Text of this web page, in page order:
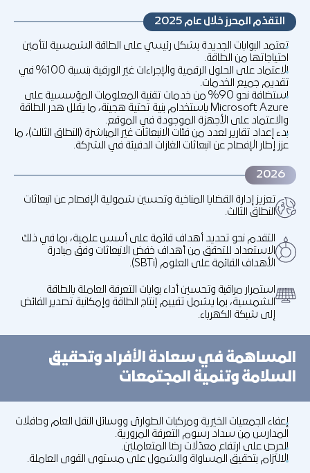
التقدّم المحرز خلال عام 2025
تعتمد البوابات الجديدة بشكل رئيسي على الطاقة الشمسية لتأمين
احتياجاتها من الطاقة.
الاعتماد على الحلول الرقمية والإجراءات غير الورقية بنسبة 100% في
تقديم جميع الخدمات.
استضافة نحو 90% من خدمات تقنية المعلومات المؤسسية على
Microsoft Azure باستخدام بنية تحتية هجينة، ما يقلل هدر الطاقة
والاعتماد على الأجهزة الموجودة في الموقع.
بدء إعداد تقارير لعدد من فئات الانبعاثات غير المباشرة (النطاق الثالث)، ما
عزز إطار الإفصاح عن انبعاثات الغازات الدفيئة في الشركة.
2026
تعزيز إدارة القضايا المناخية وتحسين شمولية الإفصاح عن انبعاثات
النطاق الثالث.
التقدم نحو تحديد أهداف قائمة على أسس علمية، بما في ذلك
الاستعداد للتحقق من أهداف خفض الانبعاثات وفق مبادرة
الأهداف القائمة على العلوم (SBTi).
استمرار مراقبة وتحسين أداء بوابات التعرفة العاملة بالطاقة
الشمسية، بما يشمل تقييم إنتاج الطاقة وإمكانية تصدير الفائض
إلى شبكة الكهرباء.
المساهمة في سعادة الأفراد وتحقيق
السلامة وتنمية المجتمعات
إعفاء الجمعيات الخيرية ومركبات الطوارئ ووسائل النقل العام وحافلات
المدارس من سداد رسوم التعرفة المرورية.
الحرص على ارتفاع معدّلات رضا المتعاملين.
الالتزام بتحقيق المساواة والشمول على مستوى القوى العاملة.